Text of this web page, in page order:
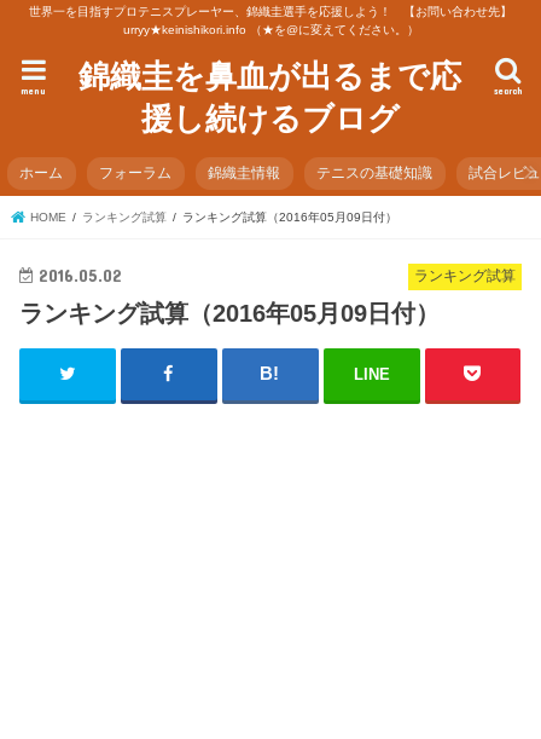
世界一を目指すプロテニスプレーヤー、錦織圭選手を応援しよう！ 【お問い合わせ先】
urryy★keinishikori.info （★を@に変えてください。）
錦織圭を鼻血が出るまで応
援し続けるブログ
search
menu
ホーム フォーラム 錦織圭情報 テニスの基礎知識 試合レビ
HOME ランキング試算 ランキング試算（2016年05月09日付）
ランキング試算
2016.05.02
ランキング試算（2016年05月09日付）
LINE